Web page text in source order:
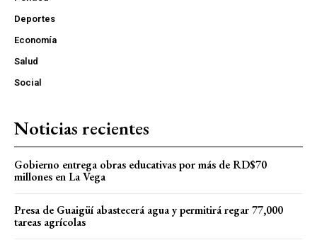
Deportes
Economía
Salud
Social
Noticias recientes
Gobierno entrega obras educativas por más de RD$70
millones en La Vega
Presa de Guaigüí abastecerá agua y permitirá regar 77,000
tareas agrícolas